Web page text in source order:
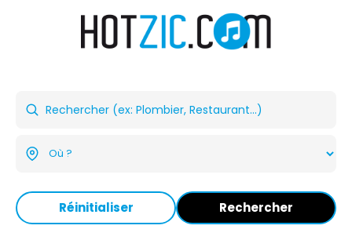
Réinitialiser Rechercher